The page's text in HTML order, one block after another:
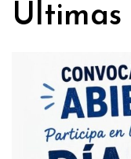
Últimas